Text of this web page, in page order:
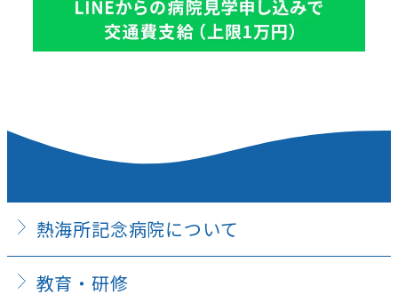
熱海所記念病院について
教育・研修